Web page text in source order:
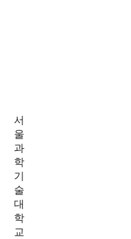
서
울
과
학
기
술
대
학
교